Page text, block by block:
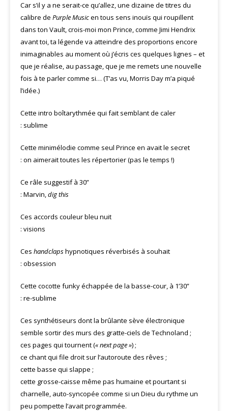
Car s’il y a ne serait-ce qu’allez, une dizaine de titres du
calibre de Purple Musicen tous sens inouïs qui roupillent
dans ton Vault, crois-moi mon Prince, comme Jimi Hendrix
avant toi, ta légende va atteindre des proportions encore
inimaginables au moment où j’écris ces quelques lignes – et
que je réalise, au passage, que je me remets une nouvelle
fois à te parler comme si… (T’as vu, Morris Day m’a piqué
l’idée.)
Cette intro boîtarythmée qui fait semblant de caler
: sublime
Cette minimélodie comme seul Prince en avait le secret
: on aimerait toutes les répertorier (pas le temps !)
Ce râle suggestif à 30”
: Marvin,dig this
Ces accords couleur bleu nuit
: visions
Ces handclapshypnotiques réverbisés à souhait
: obsession
Cette cocotte funky échappée de la basse-cour, à 1’30”
: re-sublime
Ces synthétiseurs dont la brûlante sève électronique
semble sortir des murs des gratte-ciels de Technoland ;
ces pages qui tournent (« next page ») ;
ce chant qui file droit sur l’autoroute des rêves ;
cette basse qui slappe ;
cette grosse-caisse même pas humaine et pourtant si
charnelle, auto-syncopée comme si un Dieu du rythme un
peu pompette l’avait programmée.